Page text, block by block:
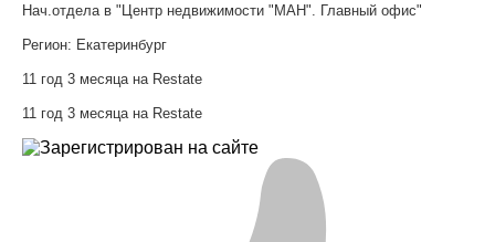
Нач.отдела в "Центр недвижимости "МАН". Главный офис"
Регион: Екатеринбург
11 год 3 месяца на Restate
11 год 3 месяца на Restate